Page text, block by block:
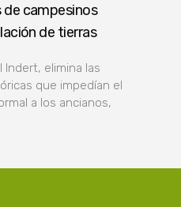
de campesinos
de tierras
Indert, elimina las
que impedían el
a los ancianos,